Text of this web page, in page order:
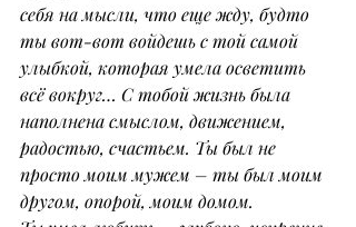
себя на мысли, что еще жду, будто
ты вот-вот войдешь с той самой
улыбкой, которая умела осветить
всё вокруг… С тобой жизнь была
наполнена смыслом, движением,
радостью, счастьем. Ты был не
просто моим мужем – ты был моим
другом, опорой, моим домом.